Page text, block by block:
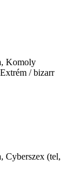
Komoly
/ bizarr
Cyberszex (tel,